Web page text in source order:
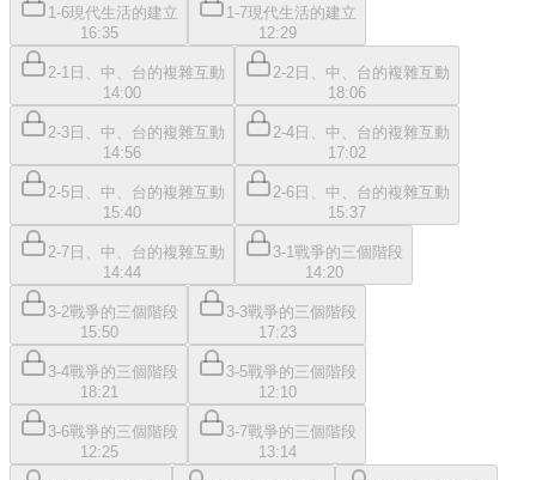
1-6現代生活的建立
16:35
1-7現代生活的建立
12:29
2-1日、中、台的複雜互動
14:00
2-2日、中、台的複雜互動
18:06
2-3日、中、台的複雜互動
14:56
2-4日、中、台的複雜互動
17:02
2-5日、中、台的複雜互動
15:40
2-6日、中、台的複雜互動
15:37
2-7日、中、台的複雜互動
14:44
3-1戰爭的三個階段
14:20
3-2戰爭的三個階段
15:50
3-3戰爭的三個階段
17:23
3-4戰爭的三個階段
18:21
3-5戰爭的三個階段
12:10
3-6戰爭的三個階段
12:25
3-7戰爭的三個階段
13:14